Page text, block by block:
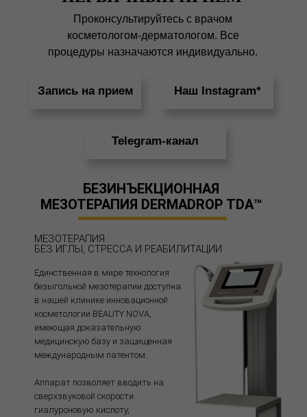
Запись на прием
Проконсультируйтесь с врачом
косметологом-дерматологом. Все
процедуры назначаются индивидуально.
Наш Instagram*
Telegram-канал
БЕЗИНЪЕКЦИОННАЯ
МЕЗОТЕРАПИЯ DERMADROP TDA™
Единственная в мире технология
безыгольной мезотерапии доступна
в нашей клинике инновационной
косметологии BEAUTY NOVA,
имеющая доказательную
медицинскую базу и защищенная
международным патентом.
Аппарат позволяет вводить на
сверхзвуковой скорости
гиалуроновую кислоту,
МЕЗОТЕРАПИЯ
БЕЗ ИГЛЫ, СТРЕССА И РЕАБИЛИТАЦИИ